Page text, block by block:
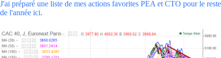
J'ai préparé une liste de mes actions favorites PEA et CTO pour le reste
de l'année ici.